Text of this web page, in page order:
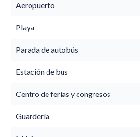
Aeropuerto
Playa
Parada de autobús
Estación de bus
Centro de ferias y congresos
Guardería